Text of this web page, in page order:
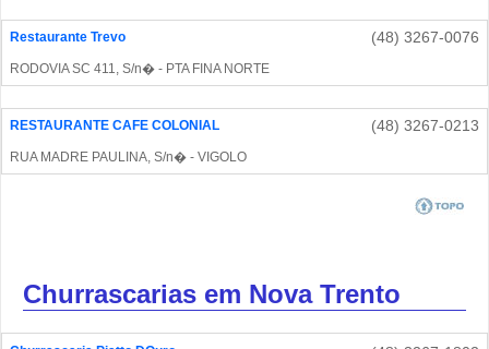
Restaurante Trevo (48) 3267-0076
RODOVIA SC 411, S/n� - PTA FINA NORTE
RESTAURANTE CAFE COLONIAL (48) 3267-0213
RUA MADRE PAULINA, S/n� - VIGOLO
Churrascarias em Nova Trento